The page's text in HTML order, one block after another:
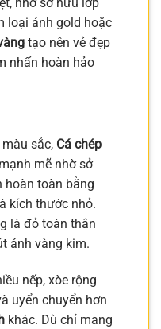
loại ánh gold hoặc
tạo nên vẻ đẹp
nhấn hoàn hảo
sắc, Cá chép
mẽ nhờ sở
hoàn toàn bằng
kích thước nhỏ.
là đỏ toàn thân
ánh vàng kim.
nếp, xòe rộng
uyển chuyển hơn
khác. Dù chỉ mang